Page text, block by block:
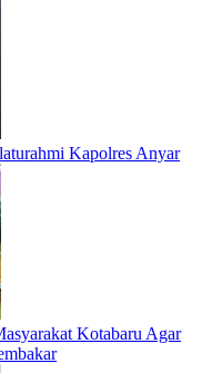
Kapolres Anyar
Kotabaru Agar